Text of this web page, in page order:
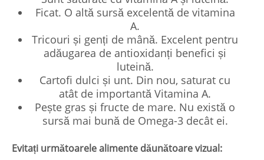
Ficat. O altă sursă excelentă de vitamina
A.
Tricouri și genți de mână. Excelent pentru
adăugarea de antioxidanți benefici și
luteină.
Cartofi dulci și unt. Din nou, saturat cu
atât de importantă Vitamina A.
Pește gras și fructe de mare. Nu există o
sursă mai bună de Omega-3 decât ei.
Evitați următoarele alimente dăunătoare vizual: